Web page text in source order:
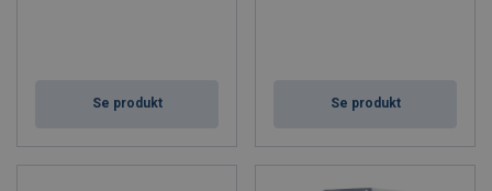
Se produkt Se produkt